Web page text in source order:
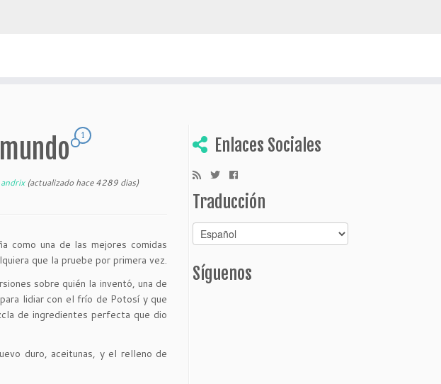
más auténtica para descubrir Bolivia
1
andrix(actualizado hace 4289 dias)
como una de las mejores comidas
que la pruebe por primera vez.
sobre quién la inventó, una de
lidiar con el frío de Potosí y que
de ingredientes perfecta que dio
duro, aceitunas, y el relleno de
Enlaces Sociales
Traducción
Síguenos